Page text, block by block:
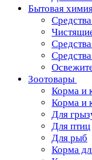
Бытовая
Зоотовары
Корма и
Корма и
Для
Для птиц
Для рыб
Корма